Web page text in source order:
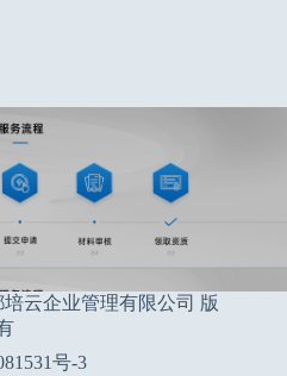
云企业管理有限公司 版
号-3